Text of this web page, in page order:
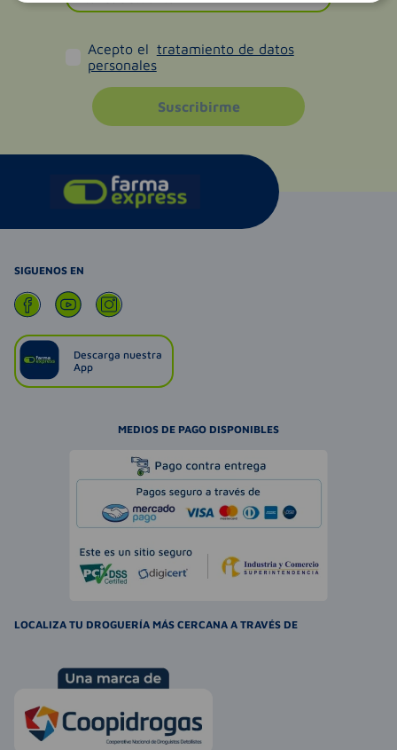
Acepto el tratamiento de datos
personales
Suscribirme
SIGUENOS EN
Descarga nuestra
App
MEDIOS DE PAGO DISPONIBLES
LOCALIZA TU DROGUERÍA MÁS CERCANA A TRAVÉS DE